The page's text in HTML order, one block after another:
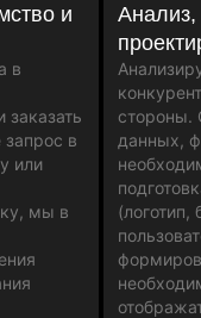
и
в
заказать
в
или
мы в
стороны.
данных,
(логотип,